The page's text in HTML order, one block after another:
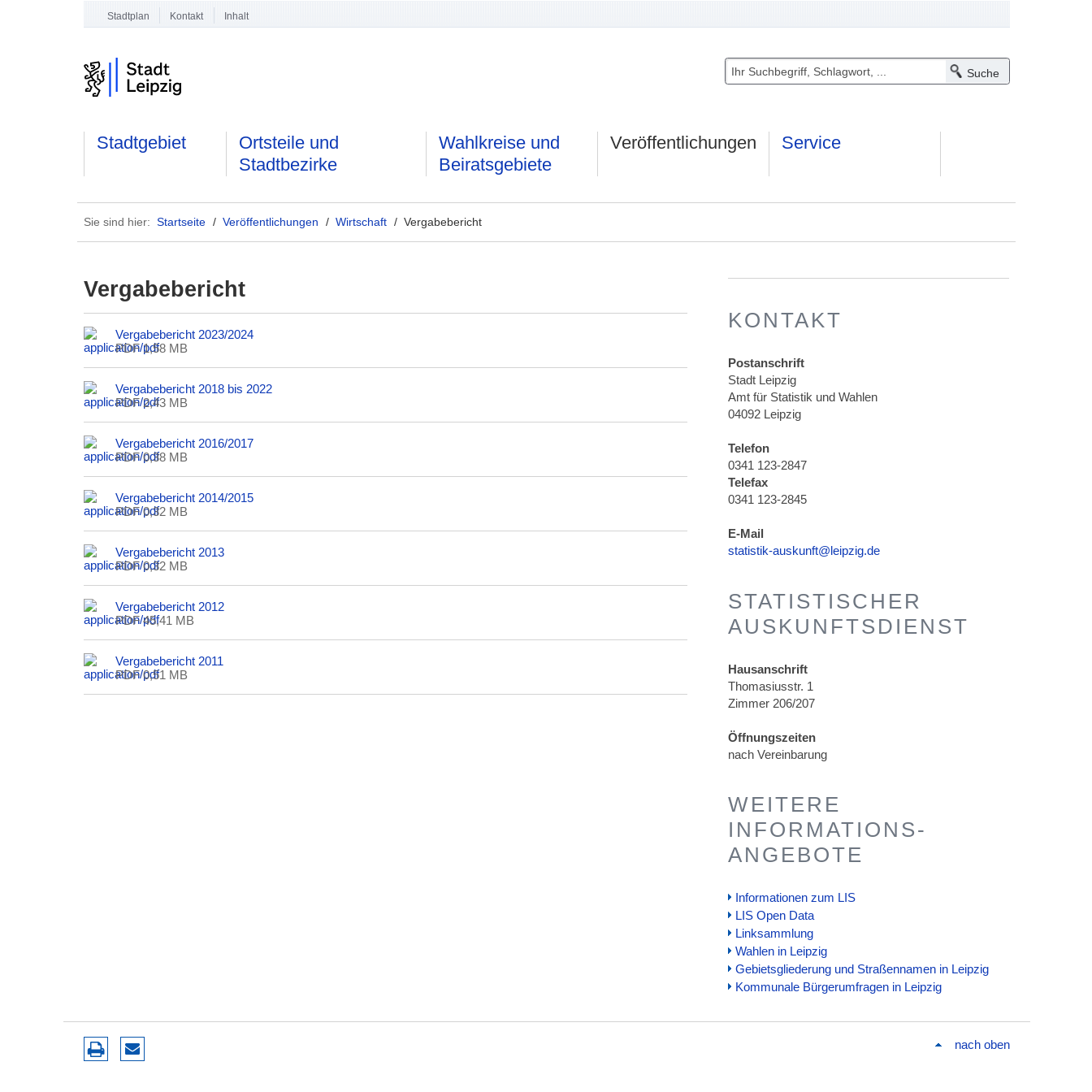
Stadtplan Kontakt Inhalt
Stadtgebiet
Ortsteile und
Stadtbezirke
Wahlkreise und
Beiratsgebiete
Veröffentlichungen Service
Sie sind hier: Startseite /Veröffentlichungen / Wirtschaft / Vergabebericht
Vergabebericht
Vergabebericht 2023/2024
PDF 1,58 MB
Vergabebericht 2018 bis 2022
PDF 2,43 MB
Vergabebericht 2016/2017
PDF 0,38 MB
Vergabebericht 2014/2015
PDF 0,32 MB
Vergabebericht 2013
PDF 0,32 MB
Vergabebericht 2012
PDF 45,41 MB
Vergabebericht 2011
PDF 0,51 MB
KONTAKT
Postanschrift
Stadt Leipzig
Amt für Statistik und Wahlen
04092 Leipzig
Telefon
0341 123-2847
Telefax
0341 123-2845
E-Mail
statistik-auskunft@leipzig.de
STATISTISCHER
AUSKUNFTSDIENST
Hausanschrift
Thomasiusstr. 1
Zimmer 206/207
Öffnungszeiten
nach Vereinbarung
WEITERE
INFORMATIONS-
ANGEBOTE
Informationen zum LIS
LIS Open Data
Linksammlung
Wahlen in Leipzig
Gebietsgliederung und Straßennamen in Leipzig
Kommunale Bürgerumfragen in Leipzig
nach oben